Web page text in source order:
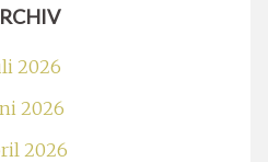
2026
2026
2026